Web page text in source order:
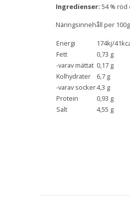
Ingredienser: 54 %
Näringsinnehåll per 100g
Energi
174kj/
Fett
0,73 g
-varav mättat 0,17 g
Kolhydrater
6,7 g
-varav socker4,3 g
Protein
0,93 g
Salt
4,55 g